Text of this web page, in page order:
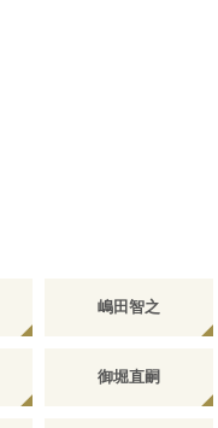
嶋田智之
御堀直嗣